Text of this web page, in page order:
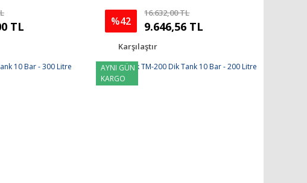
TL %42
16.632,00 TL
9.646,56 TL
Karşılaştır
AYNI GÜN
KARGO